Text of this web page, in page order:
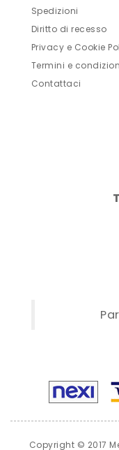
Spedizioni
Diritto di recesso
Privacy e Cookie
Termini e
Contattaci
Copyright © 2017